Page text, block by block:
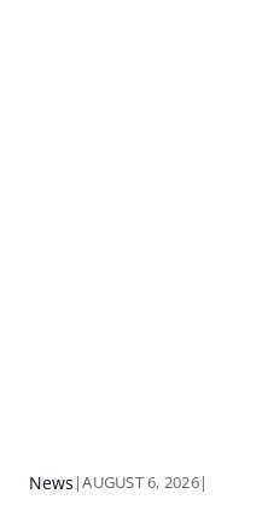
News |AUGUST 6, 2026|